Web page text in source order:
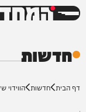
המחדש
חדשות
דף הבית חדשות